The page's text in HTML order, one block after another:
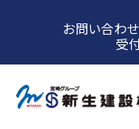
お問い合わせ
受